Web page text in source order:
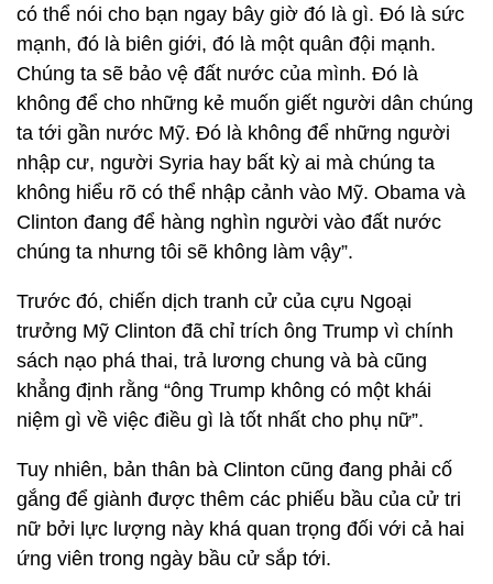
có thể nói cho bạn ngay bây giờ đó là gì. Đó là sức
mạnh, đó là biên giới, đó là một quân đội mạnh.
Chúng ta sẽ bảo vệ đất nước của mình. Đó là
không để cho những kẻ muốn giết người dân chúng
ta tới gần nước Mỹ. Đó là không để những người
nhập cư, người Syria hay bất kỳ ai mà chúng ta
không hiểu rõ có thể nhập cảnh vào Mỹ. Obama và
Clinton đang để hàng nghìn người vào đất nước
chúng ta nhưng tôi sẽ không làm vậy”.
Trước đó, chiến dịch tranh cử của cựu Ngoại
trưởng Mỹ Clinton đã chỉ trích ông Trump vì chính
sách nạo phá thai, trả lương chung và bà cũng
khẳng định rằng “ông Trump không có một khái
niệm gì về việc điều gì là tốt nhất cho phụ nữ”.
Tuy nhiên, bản thân bà Clinton cũng đang phải cố
gắng để giành được thêm các phiếu bầu của cử tri
nữ bởi lực lượng này khá quan trọng đối với cả hai
ứng viên trong ngày bầu cử sắp tới.